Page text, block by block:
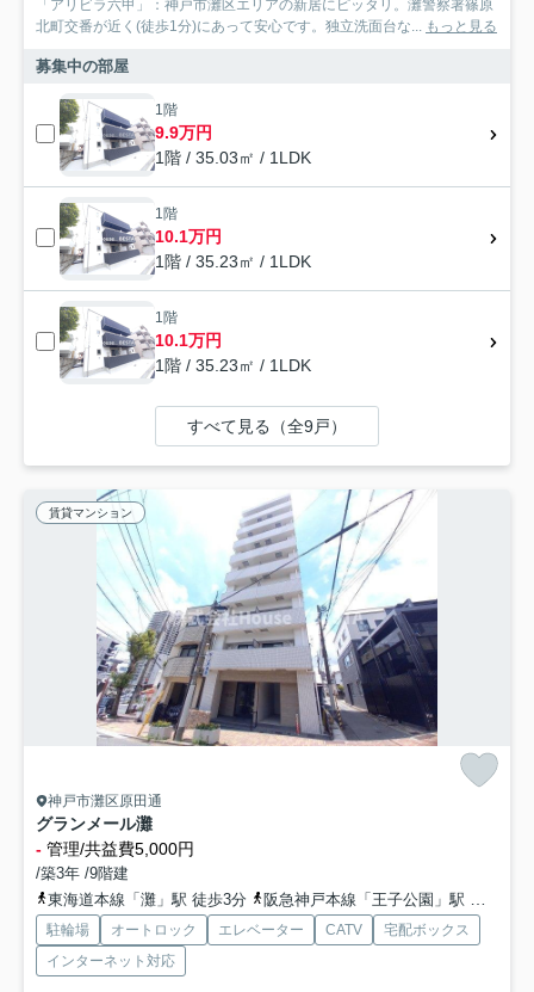
「アリビラ六甲」：神戸市灘区エリアの新居にピッタリ。灘警察署篠原
北町交番が近く(徒歩1分)にあって安心です。独立洗面台な... もっと見る
募集中の部屋
1階
9.9万円
1階 / 35.03㎡ / 1LDK
1階
10.1万円
1階 / 35.23㎡ / 1LDK
1階
10.1万円
1階 / 35.23㎡ / 1LDK
すべて見る（全9戸）
賃貸マンション
神戸市灘区原田通
グランメール灘
- 管理/共益費5,000円
/築3年 /9階建
東海道本線「灘」駅 徒歩3分
阪急神戸本線「王子公園」駅 徒歩5分
駐輪場 オートロック エレベーター CATV
宅配ボックス
インターネット対応